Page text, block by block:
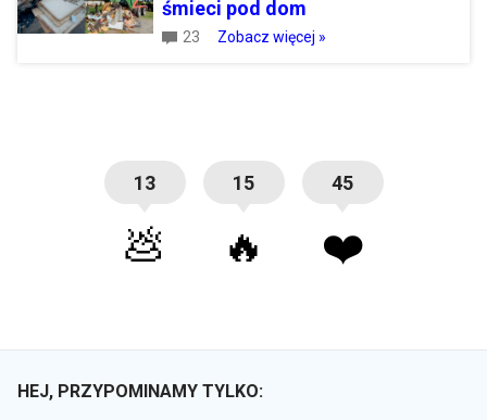
śmieci pod dom
23 Zobacz więcej »
13
💩
15
🔥
45
❤️
HEJ, PRZYPOMINAMY TYLKO: